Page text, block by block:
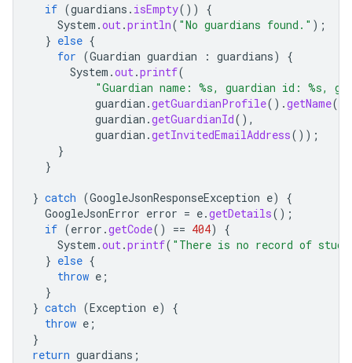
if (guardians . isEmpty())
{
System .out .println( "No guardians found." );
} else {
for (Guardian guardian : guardians)
{
System .out .printf(
"Guardian name: %s, guardian id: %s,
guardian .getGuardianProfile().getName().
guardian .getGuardianId(),
guardian .getInvitedEmailAddress());
}
}
} catch (GoogleJsonResponseException e)
{
GoogleJsonError error = e.getDetails();
if (error .getCode() == 404)
{
System .out .printf( "There is no record of
} else {
throw e ;
}
} catch (Exception e)
{
throw e ;
}
return guardians ;